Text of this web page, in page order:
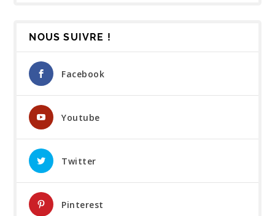
NOUS SUIVRE !
Facebook
Youtube
Twitter
Pinterest